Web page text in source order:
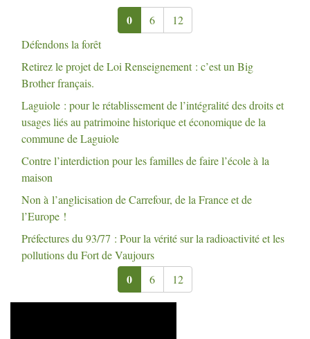
0 6
12
Défendons la forêt
Retirez le projet de Loi Renseignement : c’est un Big
Brother français.
Laguiole : pour le rétablissement de l’intégralité des droits et
usages liés au patrimoine historique et économique de la
commune de Laguiole
Contre l’interdiction pour les familles de faire l’école à la
maison
Non à l’anglicisation de Carrefour, de la France et de
l’Europe !
Préfectures du 93/77 : Pour la vérité sur la radioactivité et les
pollutions du Fort de Vaujours
0 6 12